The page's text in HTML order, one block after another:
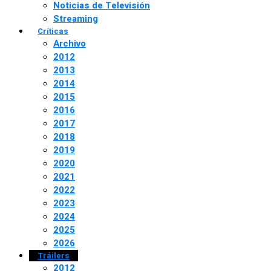
Noticias de Televisión
Streaming
Críticas
Archivo
2012
2013
2014
2015
2016
2017
2018
2019
2020
2021
2022
2023
2024
2025
2026
Tráilers
2012